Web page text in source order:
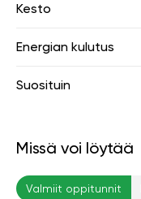
Kesto
Energian kulutus
Suosituin
Missä voi löytää
Valmiit oppitunnit